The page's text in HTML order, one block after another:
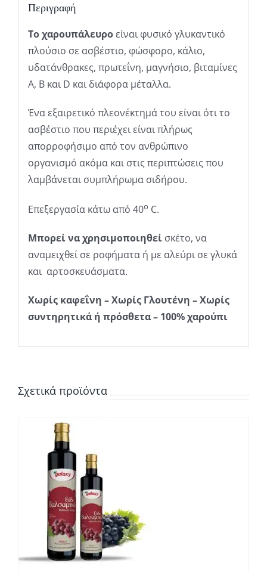
Περιγραφή
Το χαρουπάλευροείναι φυσικό γλυκαντικό
πλούσιο σε ασβέστιο, φώσφορο, κάλιο,
υδατάνθρακες, πρωτεΐνη, μαγνήσιο, βιταμίνες
Α, Β και D και διάφορα μέταλλα.
Ένα εξαιρετικό πλεονέκτημά του είναι ότι το
ασβέστιο που περιέχει είναι πλήρως
απορροφήσιμο από τον ανθρώπινο
οργανισμό ακόμα και στις περιπτώσεις που
λαμβάνεται συμπλήρωμα σιδήρου.
Επεξεργασία κάτω από 40ο C.
Μπορεί να χρησιμοποιηθείσκέτο, να
αναμειχθεί σε ροφήματα ή με αλεύρι σε γλυκά
και αρτοσκευάσματα.
Χωρίς καφεΐνη – Χωρίς Γλουτένη – Χωρίς
συντηρητικά ή πρόσθετα – 100% χαρούπι
Σχετικά προϊόντα